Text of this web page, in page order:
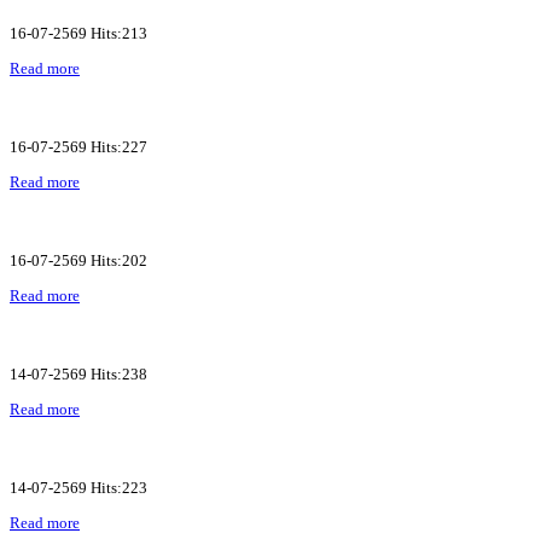
16-07-2569 Hits:213
Read more
16-07-2569 Hits:227
Read more
16-07-2569 Hits:202
Read more
14-07-2569 Hits:238
Read more
14-07-2569 Hits:223
Read more